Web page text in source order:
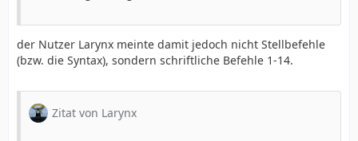
der Nutzer Larynx meinte damit jedoch nicht Stellbefehle
(bzw. die Syntax), sondern schriftliche Befehle 1-14.
Zitat von Larynx